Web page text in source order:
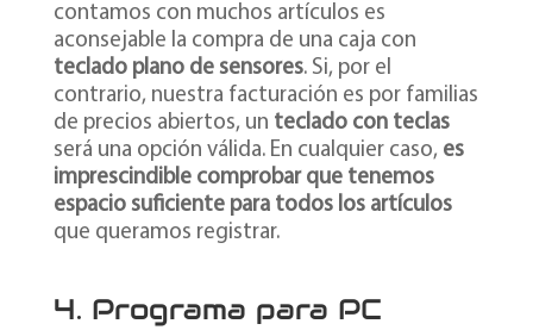
contamos con muchos artículos es
aconsejable la compra de una caja con
teclado plano de sensores. Si, por el
contrario, nuestra facturación es por familias
de precios abiertos, un teclado con teclas
será una opción válida. En cualquier caso, es
imprescindible comprobar que tenemos
espacio suficiente para todos los artículos
que queramos registrar.
4. Programa para PC